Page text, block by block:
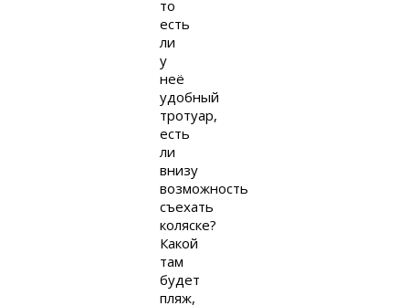
то
есть
ли
у
неё
удобный
тротуар,
есть
ли
внизу
возможность
съехать
коляске?
Какой
там
будет
пляж,